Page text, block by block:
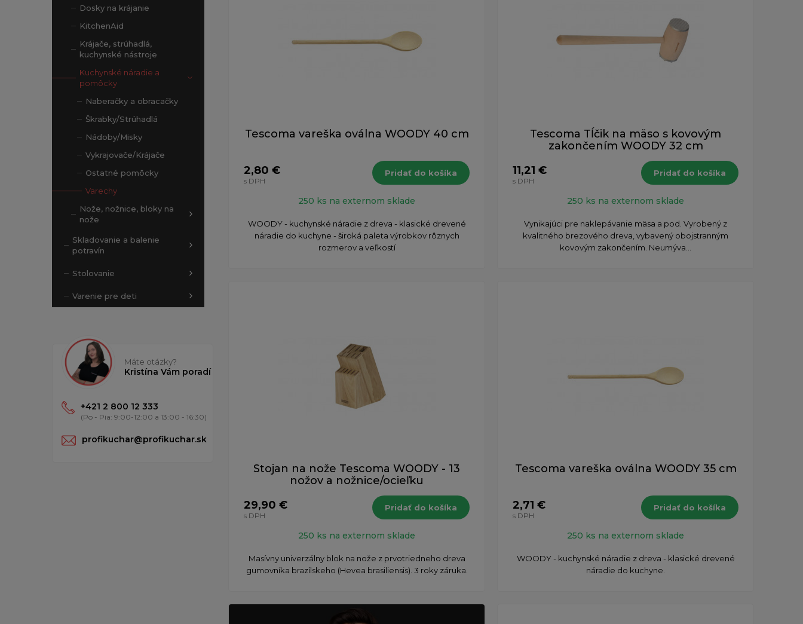
Dosky na krájanie
KitchenAid
Krájače, strúhadlá,
kuchynské nástroje
Kuchynské náradie a
pomôcky
Naberačky a obracačky
Škrabky/Strúhadlá
Nádoby/Misky
Vykrajovače/Krájače
Ostatné pomôcky
Varechy
Nože, nožnice, bloky na
nože
Skladovanie a balenie
potravín
Stolovanie
Varenie pre deti
Máte otázky?
Kristína Vám poradí
+421 2 800 12 333
(Po - Pia: 9:00-12:00 a 13:00 - 16:30)
profikuchar@profikuchar.sk
Tescoma vareška oválna WOODY 40 cm
2,80 €
s DPH
Pridať do košíka
250 ks na externom sklade
WOODY - kuchynské náradie z dreva - klasické drevené
náradie do kuchyne - široká paleta výrobkov rôznych
rozmerov a veľkostí
Tescoma Tĺčik na mäso s kovovým
zakončením WOODY 32 cm
11,21 €
s DPH
Pridať do košíka
250 ks na externom sklade
Vynikajúci pre naklepávanie mäsa a pod. Vyrobený z
kvalitného brezového dreva, vybavený obojstranným
kovovým zakončením. Neumýva...
Stojan na nože Tescoma WOODY - 13
nožov a nožnice/ocieľku
29,90 €
s DPH
Pridať do košíka
250 ks na externom sklade
Masívny univerzálny blok na nože z prvotriedneho dreva
gumovníka brazílskeho (Hevea brasiliensis). 3 roky záruka.
Tescoma vareška oválna WOODY 35 cm
2,71 €
s DPH
Pridať do košíka
250 ks na externom sklade
WOODY - kuchynské náradie z dreva - klasické drevené
náradie do kuchyne.